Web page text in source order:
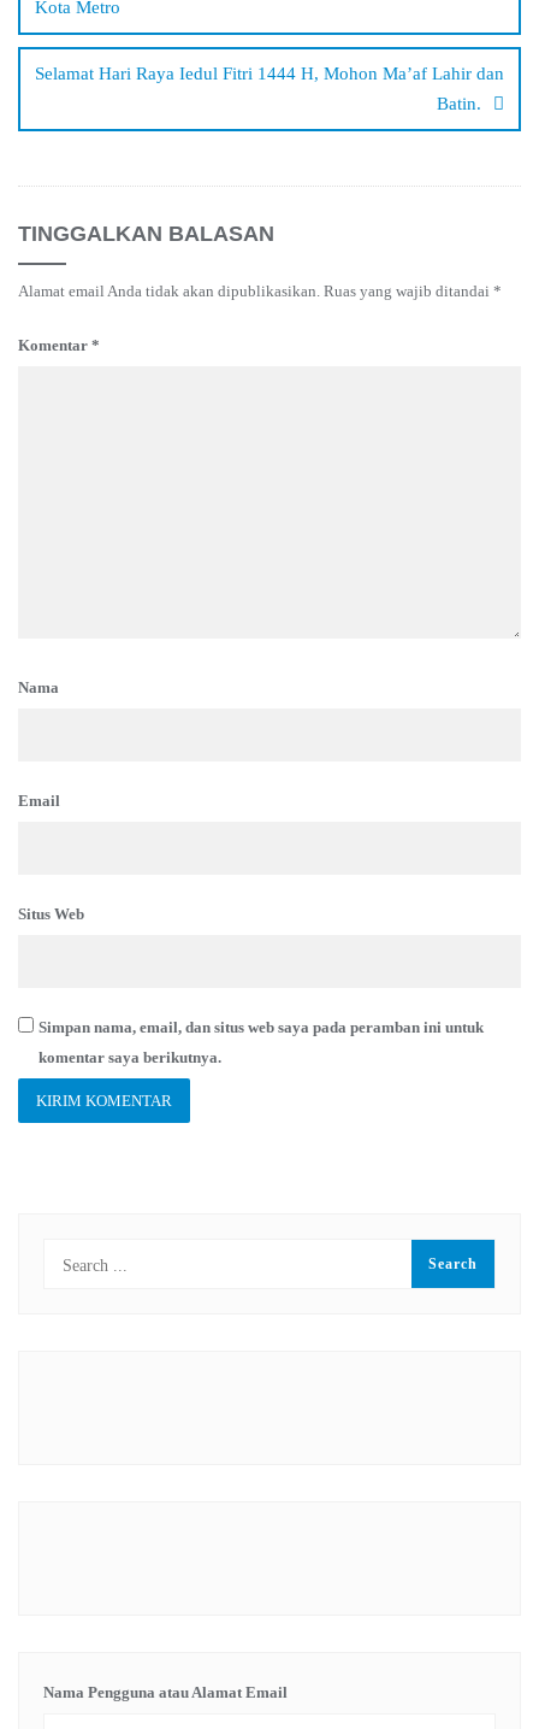
Kota Metro
Selamat Hari Raya Iedul Fitri 1444 H, Mohon Ma’af Lahir dan
Batin.
TINGGALKAN BALASAN
Alamat email Anda tidak akan dipublikasikan. Ruas yang wajib ditandai *
Komentar *
Nama
Email
Situs Web
Simpan nama, email, dan situs web saya pada peramban ini untuk
komentar saya berikutnya.
Nama Pengguna atau Alamat Email